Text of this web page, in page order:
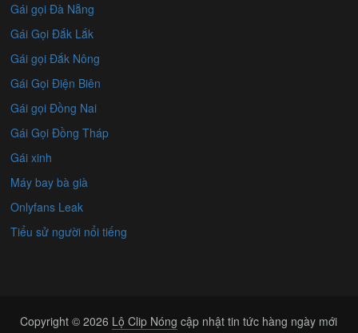
Gái gọi Đà Nẵng
Gái Gọi Đắk Lắk
Gái gọi Đắk Nông
Gái Gọi Điện Biên
Gái gọi Đồng Nai
Gái Gọi Đồng Tháp
Gái xinh
Máy bay bà già
Onlyfans Leak
Tiểu sử người nổi tiếng
Copyright © 2026 Lộ Clip Nóng cập nhật tin tức hàng ngày mới